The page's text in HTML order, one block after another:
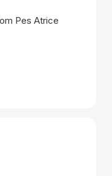
Pes Atrice